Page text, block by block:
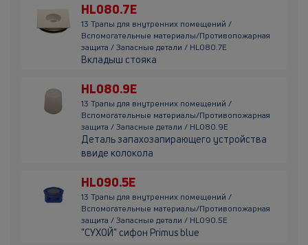
HL080.7E
13 Трапы для внутренних помещений /
Вспомогательные материалы/Противопожарная
защита / Запасные детали / HL080.7E
Вкладыш стояка
HL080.9E
13 Трапы для внутренних помещений /
Вспомогательные материалы/Противопожарная
защита / Запасные детали / HL080.9E
Деталь запахозапирающего устройства
ввиде колокола
HL090.5E
13 Трапы для внутренних помещений /
Вспомогательные материалы/Противопожарная
защита / Запасные детали / HL090.5E
"СУХОЙ" сифон Primus blue